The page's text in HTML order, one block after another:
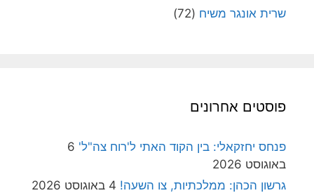
שרית אונגר משיח (72)
פוסטים אחרונים
פנחס יחזקאלי: בין הקוד האתי ל'רוח צה"ל' 6
באוגוסט 2026
גרשון הכהן: ממלכתיות, צו השעה! 4 באוגוסט 2026